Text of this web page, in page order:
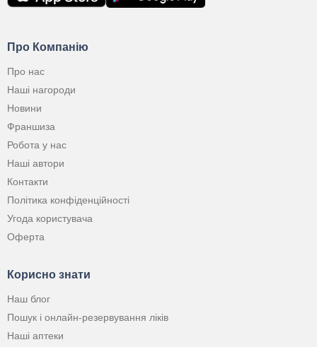
Про Компанію
Про нас
Наші нагороди
Новини
Франшиза
Робота у нас
Наші автори
Контакти
Політика конфіденційності
Угода користувача
Оферта
Корисно знати
Наш блог
Пошук і онлайн-резервування ліків
Наші аптеки